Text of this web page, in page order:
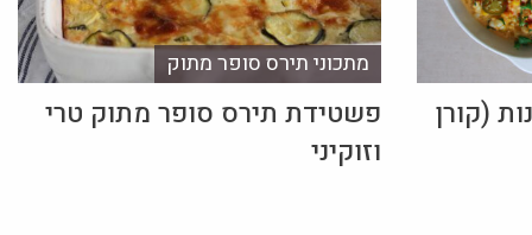
(קורן
מתכוני תירס סופר מתוק
פשטידת תירס סופר מתוק טרי
וזוקיני